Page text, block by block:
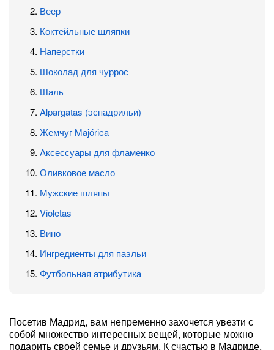
Веер
Коктейльные шляпки
Наперстки
Шоколад для чуррос
Шаль
Alpargatas (эспадрильи)
Жемчуг Majórica
Аксессуары для фламенко
Оливковое масло
Мужские шляпы
Violetas
Вино
Ингредиенты для паэльи
Футбольная атрибутика
Посетив Мадрид, вам непременно захочется увезти с
собой множество интересных вещей, которые можно
подарить своей семье и друзьям. К счастью в Мадриде,